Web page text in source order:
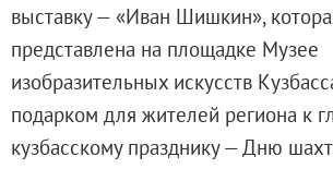
Каталоги и альбомы
Научные каталоги
Научные сборники
Буклеты
Ежегодные отчеты
выставку — «Иван Шишкин»,
представлена на площадке Музее
изобразительных искусств
подарком для жителей региона к
кузбасскому празднику — Дню